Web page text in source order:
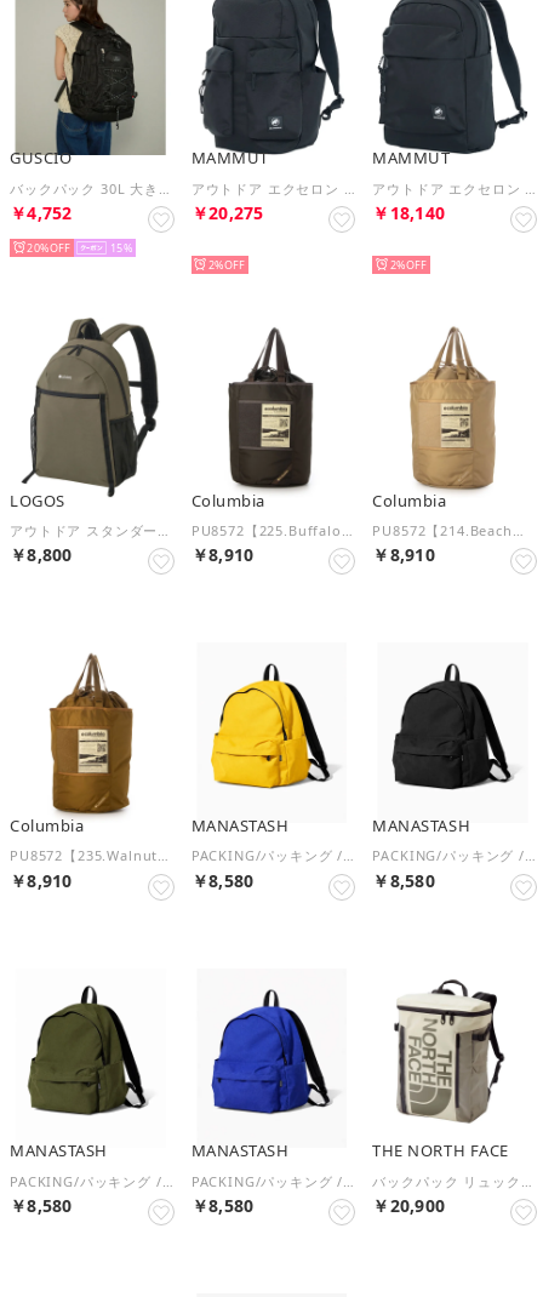
GUSCIO
￥4,752
20% 15
MAMMUT
￥20,275
2%
MAMMUT
￥18,140
2%
LOGOS
アウトドア スタンダードデイバッグ －BD 37400719 （-）
￥8,800
Columbia
PU8572【225.Buffalo】BAIT VALLEY TOT トートバッグ （Buffalo）
￥8,910
Columbia
PU8572【214.Beach】BAIT VALLEY TOT トートバッグ （Beach）
￥8,910
Columbia
PU8572【235.Walnut】BAIT VALLEY TOT トートバッグ （Walnut）
￥8,910
MANASTASH
PACKING/パッキング / DAY PACK / デイパック / PA－063 （イエロー）
￥8,580
MANASTASH
PACKING/パッキング / DAY PACK / デイパック / PA－063 （ブラック）
￥8,580
MANASTASH
￥8,580
MANASTASH
￥8,580
THE NORTH FACE
￥20,900